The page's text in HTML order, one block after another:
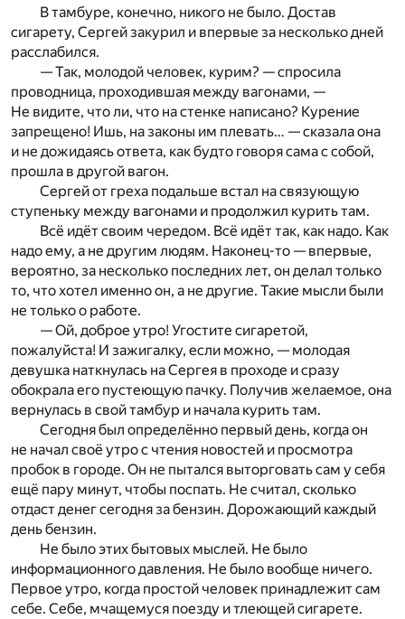
В тамбуре, конечно, никого не было. Достав
сигарету, Сергей закурил и впервые за несколько дней
расслабился.
— Так, молодой человек, курим? — спросила
проводница, проходившая между вагонами, —
Не видите, что ли, что на стенке написано? Курение
запрещено! Ишь, на законы им плевать… — сказала она
и не дожидаясь ответа, как будто говоря сама с собой,
прошла в другой вагон.
Сергей от греха подальше встал на связующую
ступеньку между вагонами и продолжил курить там.
Всё идёт своим чередом. Всё идёт так, как надо. Как
надо ему, а не другим людям. Наконец-то — впервые,
вероятно, за несколько последних лет, он делал только
то, что хотел именно он, а не другие. Такие мысли были
не только о работе.
— Ой, доброе утро! Угостите сигаретой,
пожалуйста! И зажигалку, если можно, — молодая
девушка наткнулась на Сергея в проходе и сразу
обокрала его пустеющую пачку. Получив желаемое, она
вернулась в свой тамбур и начала курить там.
Сегодня был определённо первый день, когда он
не начал своё утро с чтения новостей и просмотра
пробок в городе. Он не пытался выторговать сам у себя
ещё пару минут, чтобы поспать. Не считал, сколько
отдаст денег сегодня за бензин. Дорожающий каждый
день бензин.
Не было этих бытовых мыслей. Не было
информационного давления. Не было вообще ничего.
Первое утро, когда простой человек принадлежит сам
себе. Себе, мчащемуся поезду и тлеющей сигарете.